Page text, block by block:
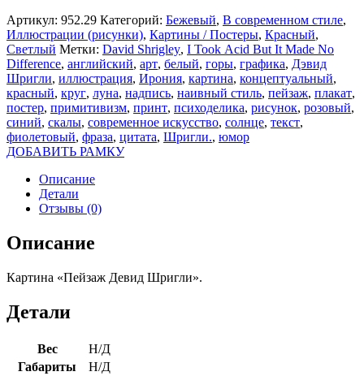
Артикул: 952.29 Категорий: Бежевый, В современном стиле,
Иллюстрации (рисунки), Картины / Постеры, Красный,
Светлый Метки: David Shrigley, I Took Acid But It Made No
Difference, английский, арт, белый, горы, графика, Дэвид
Шригли, иллюстрация, Ирония, картина, концептуальный,
красный, круг, луна, надпись, наивный стиль, пейзаж, плакат,
постер, примитивизм, принт, психоделика, рисунок, розовый,
синий, скалы, современное искусство, солнце, текст,
фиолетовый, фраза, цитата, Шригли., юмор
ДОБАВИТЬ РАМКУ
Описание
Детали
Отзывы (0)
Описание
Картина «Пейзаж Девид Шригли».
Детали
Вес
Н/Д
Габариты
Н/Д